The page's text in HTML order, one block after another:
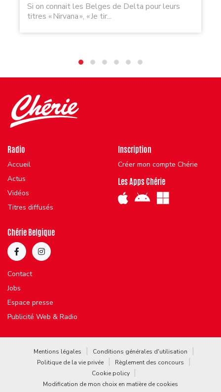
Si on connait les Belges de Delta pour leurs
titres « Nirvana », « Je tir...
Radio
Accueil
Actus
Vidéos
Titres diffusés
Inscription
Créer mon compte Chérie
Les Apps Chérie
Chérie Belgique
Contact
Jobs
Espace presse
Publicité Web & Radio
Mentions légales
Conditions générales d'utilisation
Politique de la vie privée
Règlement des concours
Cookie policy
Modification de mon choix en matière de cookies